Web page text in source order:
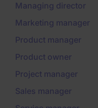
Managing director
Marketing manager
Product manager
Product owner
Project manager
Sales manager